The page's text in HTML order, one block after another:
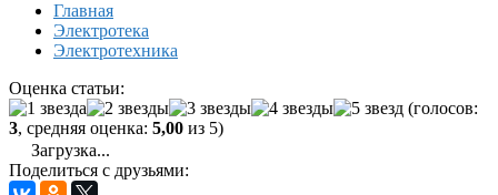
Главная
Электротека
Электротехника
Оценка статьи:
(голосов:
3, средняя оценка: 5,00 из 5)
Загрузка...
Поделиться с друзьями: